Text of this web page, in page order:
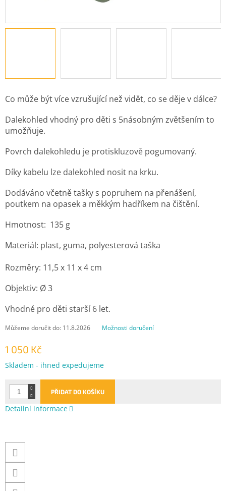
1 050 Kč
Měrná
Skladem - ihned expedujeme
Můžeme doručit do: 11.8.2026 Možnosti doručení
PŘIDAT DO KOŠÍKU
Co může být více vzrušující než vidět, co se děje v dálce?
Dalekohled vhodný pro děti s 5násobným zvětšením to
umožňuje.
Povrch dalekohledu je protiskluzově pogumovaný.
Díky kabelu lze dalekohled nosit na krku.
Dodáváno včetně tašky s popruhem na přenášení,
poutkem na opasek a měkkým hadříkem na čištění.
Hmotnost: 135 g
Materiál: plast, guma, polyesterová taška
Rozměry: 11,5 x 11 x 4 cm
Objektiv: Ø 3
Vhodné pro děti starší 6 let.
Detailní informace